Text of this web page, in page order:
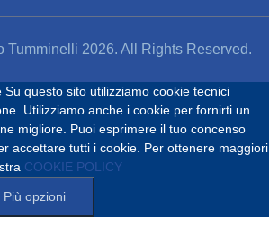
Tumminelli 2026. All Rights Reserved.
Su questo sito utilizziamo cookie tecnici
Utilizziamo anche i cookie per fornirti un
migliore. Puoi esprimere il tuo concenso
accettare tutti i cookie. Per ottenere maggiori
COOKIE POLICY
Più opzioni